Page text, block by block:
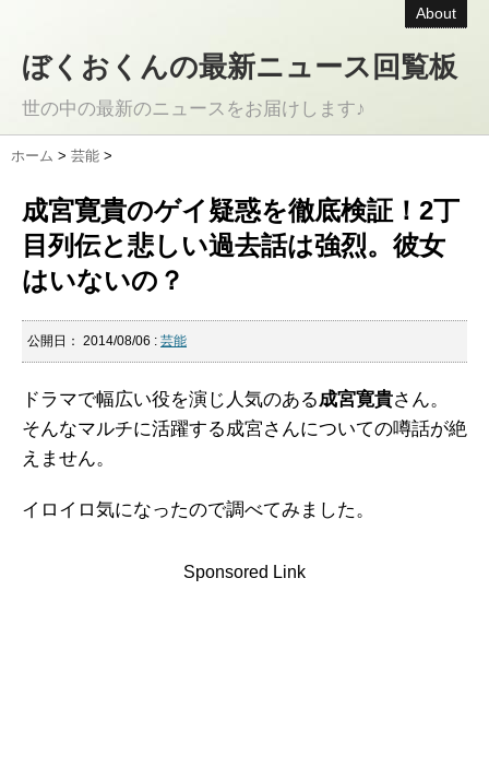
About
ぼくおくんの最新ニュース回覧板
世の中の最新のニュースをお届けします♪
ホーム > 芸能 >
成宮寛貴のゲイ疑惑を徹底検証！2丁
目列伝と悲しい過去話は強烈。彼女
はいないの？
公開日： 2014/08/06 : 芸能
ドラマで幅広い役を演じ人気のある成宮寛貴さん。
そんなマルチに活躍する成宮さんについての噂話が絶
えません。
イロイロ気になったので調べてみました。
Sponsored Link